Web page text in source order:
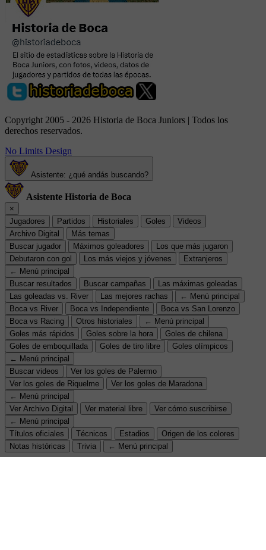
Copyright 2005 - 2026 Historia de Boca Juniors | Todos los
derechos reservados.
No Limits Design
Asistente: ¿qué andás buscando?
Asistente Historia de Boca
×
Jugadores
Partidos Historiales Goles
Videos
Archivo Digital
Más temas
Buscar jugador
Máximos goleadores
Los que más jugaron
Debutaron con gol
Los más viejos y jóvenes
Extranjeros
← Menú principal
Buscar resultados
Buscar campañas
Las máximas goleadas
Las goleadas vs. River
Las mejores rachas
← Menú principal
Boca vs River
Boca vs Independiente
Boca vs San Lorenzo
Boca vs Racing
Otros historiales
← Menú principal
Goles más rápidos
Goles sobre la hora
Goles de chilena
Goles de emboquillada
Goles de tiro libre
Goles olímpicos
← Menú principal
Buscar videos
Ver los goles de Palermo
Ver los goles de Riquelme
Ver los goles de Maradona
← Menú principal
Ver Archivo Digital
Ver material libre
Ver cómo suscribirse
← Menú principal
Títulos oficiales
Técnicos Estadios
Origen de los colores
Notas históricas
Trivia ← Menú principal